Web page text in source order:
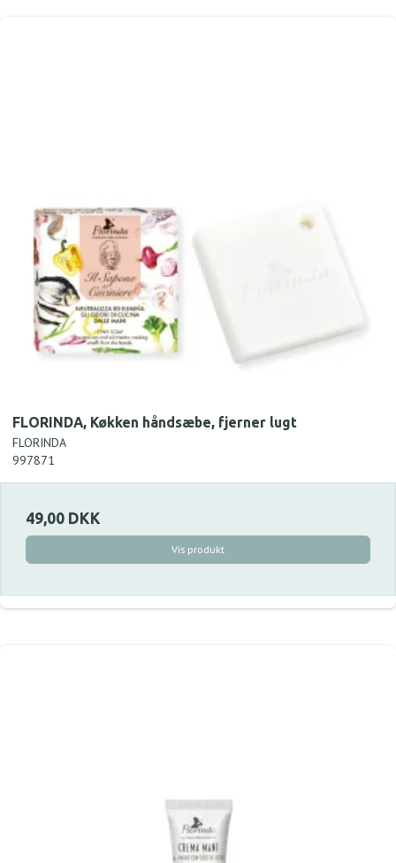
FLORINDA, Køkken håndsæbe, fjerner lugt
FLORINDA
997871
49,00 DKK
Vis produkt